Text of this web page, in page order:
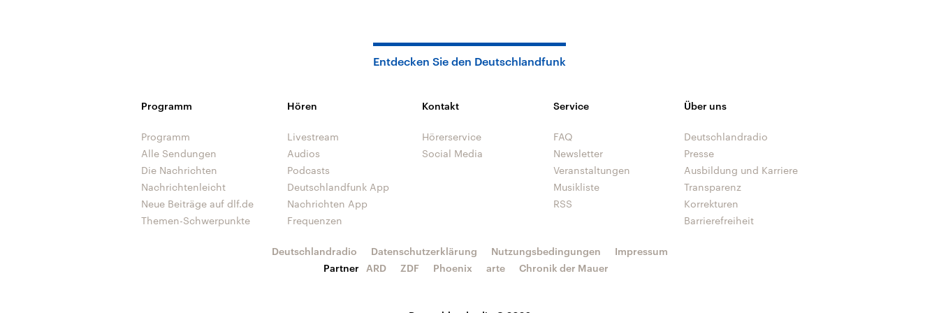
Entdecken Sie den Deutschlandfunk
Programm
Programm
Alle Sendungen
Die Nachrichten
Nachrichtenleicht
Neue Beiträge auf dlf.de
Themen-Schwerpunkte
Hören
Livestream
Audios
Podcasts
Deutschlandfunk App
Nachrichten App
Frequenzen
Kontakt
Hörerservice
Social Media
Service
FAQ
Newsletter
Veranstaltungen
Musikliste
RSS
Über uns
Deutschlandradio
Presse
Ausbildung und Karriere
Transparenz
Korrekturen
Barrierefreiheit
Deutschlandradio Datenschutzerklärung Nutzungsbedingungen
Impressum
Partner
ARD ZDF Phoenix arte Chronik der Mauer